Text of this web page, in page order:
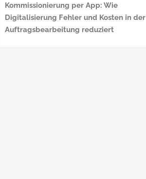
Kommissionierung per App: Wie
Digitalisierung Fehler und Kosten in der
Auftragsbearbeitung reduziert